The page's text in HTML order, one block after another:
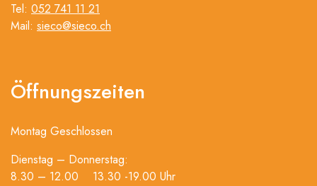
Tel: 052 741 11 21
Mail: sieco@sieco.ch
Öffnungszeiten
Montag Geschlossen
Dienstag – Donnerstag:
8.30 – 12.00 13.30 -19.00 Uhr